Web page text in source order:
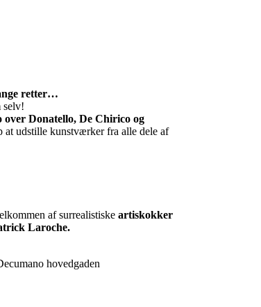
retter…
selv!
over Donatello, De Chirico og
udstille kunstværker fra alle dele af
af surrealistiske artiskokker
Laroche.
hovedgaden